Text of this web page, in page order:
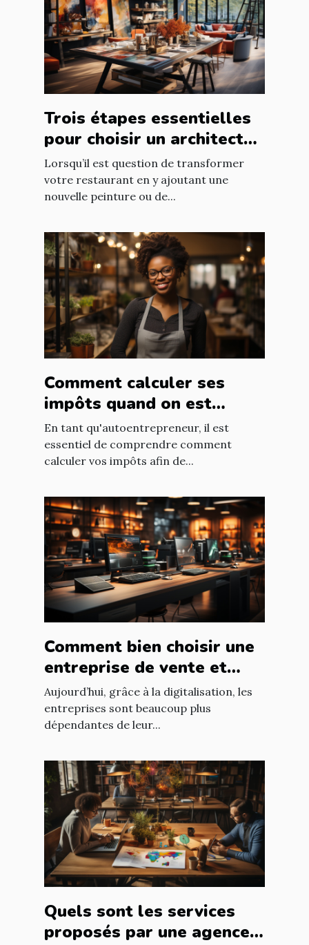
Trois étapes essentielles
pour choisir un architecte
d’intérieur
Lorsqu’il est question de transformer
votre restaurant en y ajoutant une
nouvelle peinture ou de...
Comment calculer ses
impôts quand on est
autoentrepreneur ?
En tant qu'autoentrepreneur, il est
essentiel de comprendre comment
calculer vos impôts afin de...
Comment bien choisir une
entreprise de vente et
d'installation de parc
informatique ?
Aujourd’hui, grâce à la digitalisation, les
entreprises sont beaucoup plus
dépendantes de leur...
Quels sont les services
proposés par une agence